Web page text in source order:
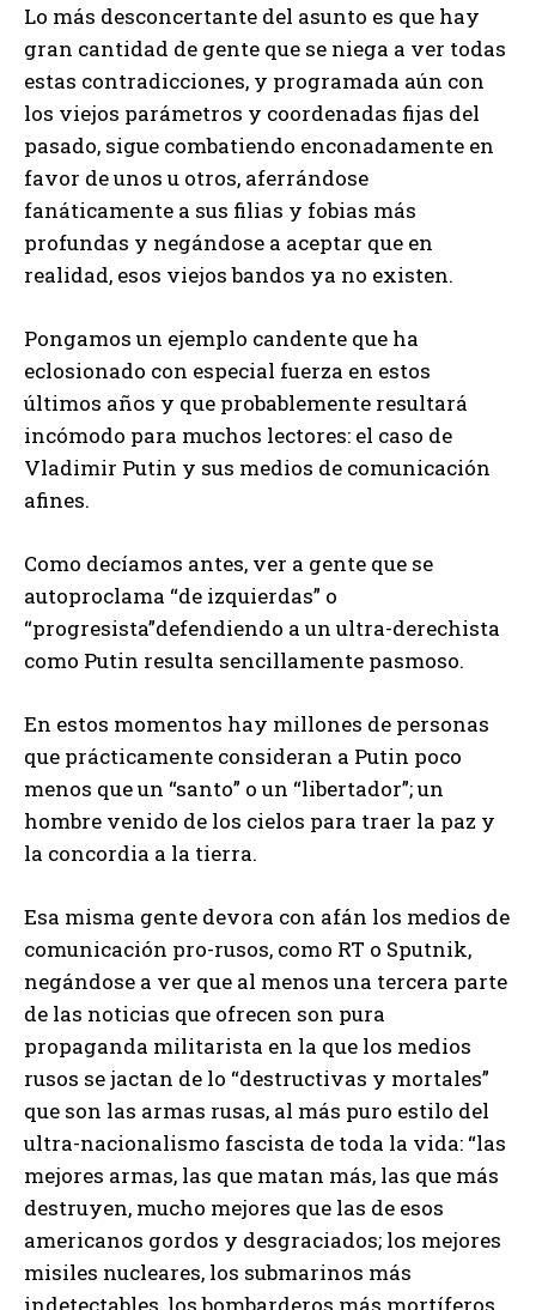
Lo más desconcertante del asunto es que hay
gran cantidad de gente que se niega a ver todas
estas contradicciones, y programada aún con
los viejos parámetros y coordenadas fijas del
pasado, sigue combatiendo enconadamente en
favor de unos u otros, aferrándose
fanáticamente a sus filias y fobias más
profundas y negándose a aceptar que en
realidad, esos viejos bandos ya no existen.
Pongamos un ejemplo candente que ha
eclosionado con especial fuerza en estos
últimos años y que probablemente resultará
incómodo para muchos lectores: el caso de
Vladimir Putin y sus medios de comunicación
afines.
Como decíamos antes, ver a gente que se
autoproclama “de izquierdas” o
“progresista”defendiendo a un ultra-derechista
como Putin resulta sencillamente pasmoso.
En estos momentos hay millones de personas
que prácticamente consideran a Putin poco
menos que un “santo” o un “libertador”; un
hombre venido de los cielos para traer la paz y
la concordia a la tierra.
Esa misma gente devora con afán los medios de
comunicación pro-rusos, como RT o Sputnik,
negándose a ver que al menos una tercera parte
de las noticias que ofrecen son pura
propaganda militarista en la que los medios
rusos se jactan de lo “destructivas y mortales”
que son las armas rusas, al más puro estilo del
ultra-nacionalismo fascista de toda la vida: “las
mejores armas, las que matan más, las que más
destruyen, mucho mejores que las de esos
americanos gordos y desgraciados; los mejores
misiles nucleares, los submarinos más